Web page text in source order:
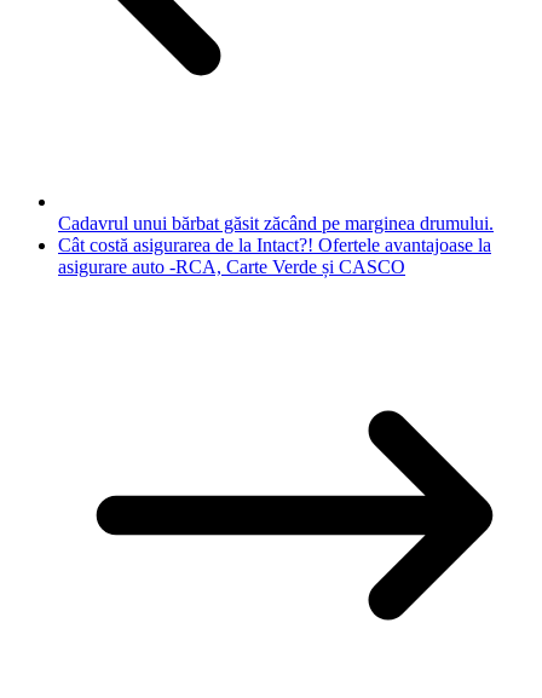
Cadavrul unui bărbat găsit zăcând pe marginea drumului.
Cât costă asigurarea de la Intact?! Ofertele avantajoase la
asigurare auto -RCA, Carte Verde și CASCO